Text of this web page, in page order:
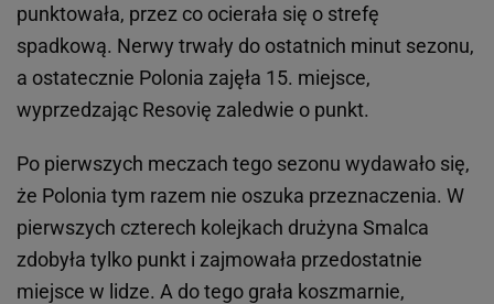
punktowała, przez co ocierała się o strefę
spadkową. Nerwy trwały do ostatnich minut sezonu,
a ostatecznie Polonia zajęła 15. miejsce,
wyprzedzając Resovię zaledwie o punkt.
Po pierwszych meczach tego sezonu wydawało się,
że Polonia tym razem nie oszuka przeznaczenia. W
pierwszych czterech kolejkach drużyna Smalca
zdobyła tylko punkt i zajmowała przedostatnie
miejsce w lidze. A do tego grała koszmarnie,